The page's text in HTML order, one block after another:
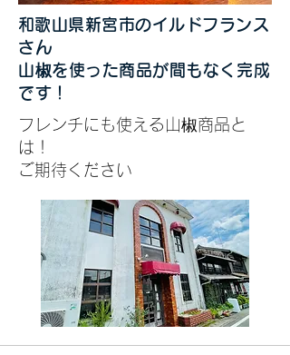
​和歌山県新宮市のイルドフランス
さん
山椒を使った商品が​間もなく完成
です！
フレンチにも使える山椒商品と
は！
ご期待ください